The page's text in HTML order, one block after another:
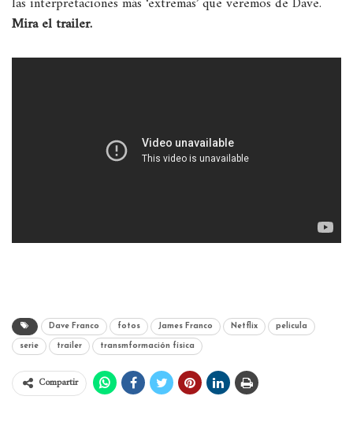
Mira el trailer.
Dave Franco fotos James Franco Netflix pelicula
serie trailer transmformación física
Compartir